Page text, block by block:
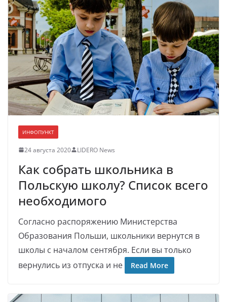
ИНФОПУНКТ
24 августа 2020 LIDERO News
Как собрать школьника в
Польскую школу? Список всего
необходимого
Согласно распоряжению Министерства
Образования Польши, школьники вернутся в
школы с началом сентября. Если вы только
вернулись из отпуска и не
Read More